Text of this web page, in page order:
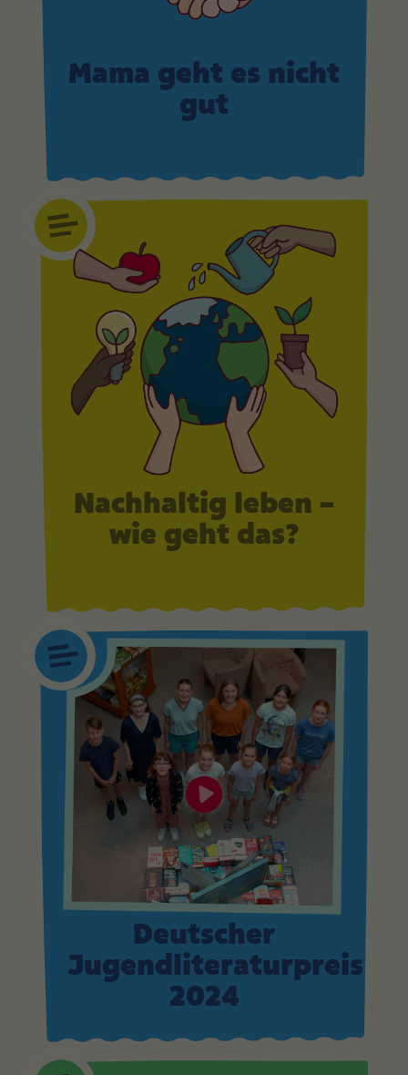
Mama geht es nicht
gut
Nachhaltig leben –
wie geht das?
Deutscher
Jugendliteraturpreis
2024